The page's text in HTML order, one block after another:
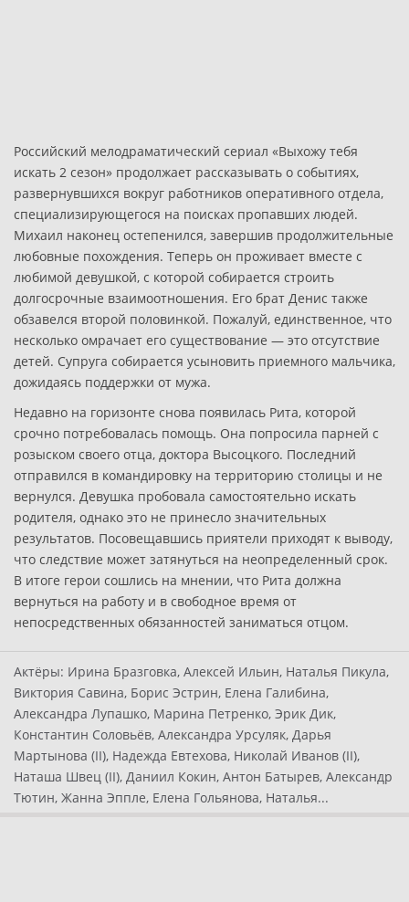
Российский мелодраматический сериал «Выхожу тебя
искать 2 сезон» продолжает рассказывать о событиях,
развернувшихся вокруг работников оперативного отдела,
специализирующегося на поисках пропавших людей.
Михаил наконец остепенился, завершив продолжительные
любовные похождения. Теперь он проживает вместе с
любимой девушкой, с которой собирается строить
долгосрочные взаимоотношения. Его брат Денис также
обзавелся второй половинкой. Пожалуй, единственное, что
несколько омрачает его существование — это отсутствие
детей. Супруга собирается усыновить приемного мальчика,
дожидаясь поддержки от мужа.
Недавно на горизонте снова появилась Рита, которой
срочно потребовалась помощь. Она попросила парней с
розыском своего отца, доктора Высоцкого. Последний
отправился в командировку на территорию столицы и не
вернулся. Девушка пробовала самостоятельно искать
родителя, однако это не принесло значительных
результатов. Посовещавшись приятели приходят к выводу,
что следствие может затянуться на неопределенный срок.
В итоге герои сошлись на мнении, что Рита должна
вернуться на работу и в свободное время от
непосредственных обязанностей заниматься отцом.
Актёры: Ирина Бразговка, Алексей Ильин, Наталья Пикула,
Виктория Савина, Борис Эстрин, Елена Галибина,
Александра Лупашко, Марина Петренко, Эрик Дик,
Константин Соловьёв, Александра Урсуляк, Дарья
Мартынова (II), Надежда Евтехова, Николай Иванов (II),
Наташа Швец (II), Даниил Кокин, Антон Батырев, Александр
Тютин, Жанна Эппле, Елена Гольянова, Наталья...